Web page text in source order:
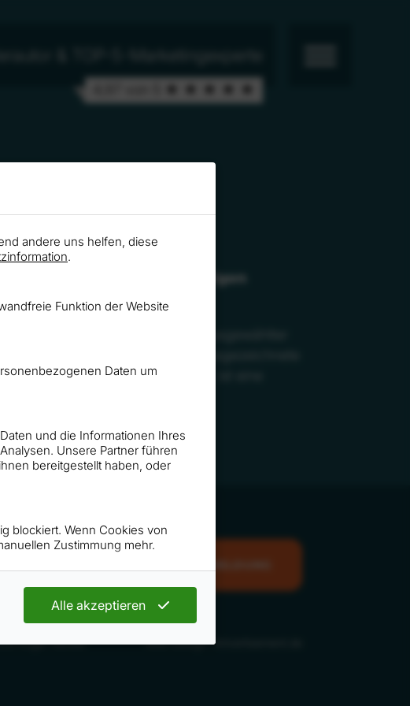
andere uns helfen, diese
.
Funktion der Website
Daten um
und die Informationen Ihres
Unsere Partner führen
bereitgestellt haben, oder
blockiert. Wenn Cookies von
Zustimmung mehr.
Alle akzeptieren
Rankel vom hochkarätigen
auch der bereits mehrfach ausgezeichnete
Deutschlands zu zählen, ist eine
dazu.
Roger Rankel Web-Design: Artvertisement.de